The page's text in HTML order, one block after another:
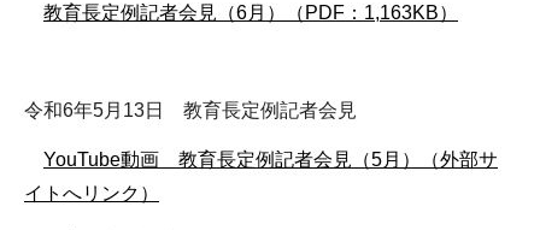
教育長定例記者会見（6月）（PDF：1,163KB）
令和6年5月13日 教育長定例記者会見
YouTube動画 教育長定例記者会見（5月）（外部サ
イトへリンク）